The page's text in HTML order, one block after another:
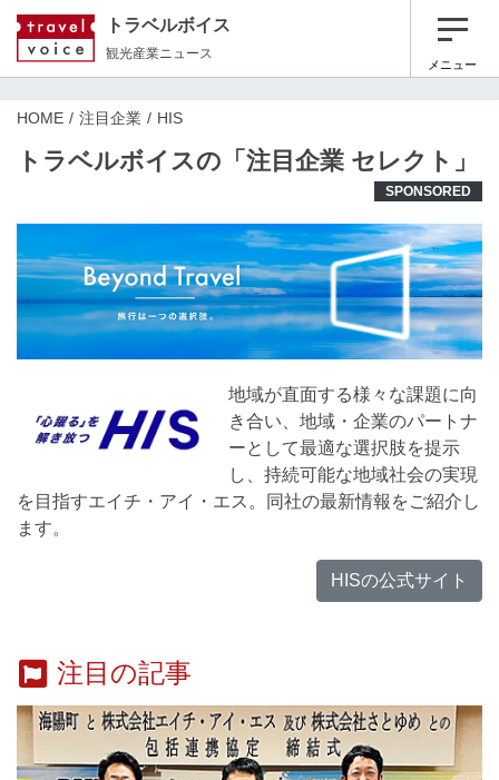
トラベルボイス
観光産業ニュース
メニュー
HOME 注目企業 HIS
トラベルボイスの「注目企業 セレクト」
SPONSORED
地域が直面する様々な課題に向
き合い、地域・企業のパートナ
ーとして最適な選択肢を提示
し、持続可能な地域社会の実現
を目指すエイチ・アイ・エス。同社の最新情報をご紹介し
ます。
HISの公式サイト
注目の記事